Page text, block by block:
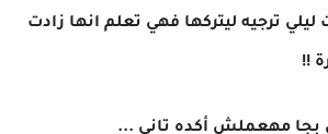
ليلي ترجيه ليتركها فهي تعلم انها زادت
!!
بجا مهعملش أكده تاني ...